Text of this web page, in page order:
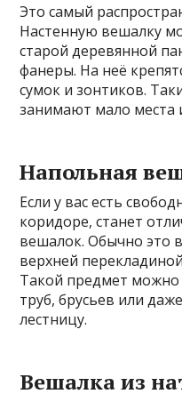
Это самый
Настенную вешалку
старой деревянной
фанеры. На неё
сумок и зонтиков.
занимают мало места
Напольная
Если у вас есть
коридоре, станет
вешалок. Обычно это
верхней
Такой предмет можно
труб, брусьев или
лестницу.
Вешалка из